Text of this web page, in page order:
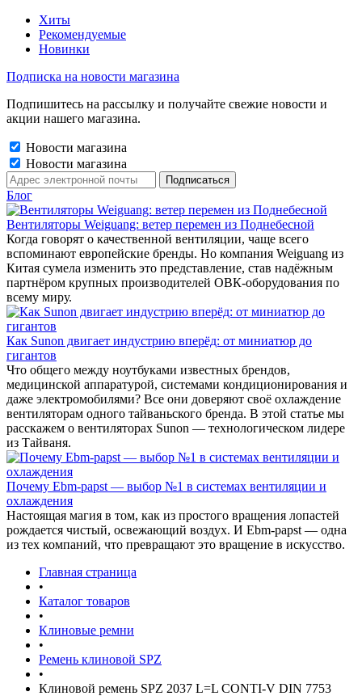
Хиты
Рекомендуемые
Новинки
Подписка на новости магазина
Подпишитесь на рассылку и получайте свежие новости и
акции нашего магазина.
Новости магазина
Новости магазина
Блог
Вентиляторы Weiguang: ветер перемен из Поднебесной
Когда говорят о качественной вентиляции, чаще всего
вспоминают европейские бренды. Но компания Weiguang из
Китая сумела изменить это представление, став надёжным
партнёром крупных производителей ОВК-оборудования по
всему миру.
Как Sunon двигает индустрию вперёд: от миниатюр до
гигантов
Что общего между ноутбуками известных брендов,
медицинской аппаратурой, системами кондиционирования и
даже электромобилями? Все они доверяют своё охлаждение
вентиляторам одного тайваньского бренда. В этой статье мы
расскажем о вентиляторах Sunon — технологическом лидере
из Тайваня.
Почему Ebm-papst — выбор №1 в системах вентиляции и
охлаждения
Настоящая магия в том, как из простого вращения лопастей
рождается чистый, освежающий воздух. И Ebm-papst — одна
из тех компаний, что превращают это вращение в искусство.
Главная страница
•
Каталог товаров
•
Клиновые ремни
•
Ремень клиновой SPZ
•
Клиновой ремень SPZ 2037 L=L CONTI-V DIN 7753